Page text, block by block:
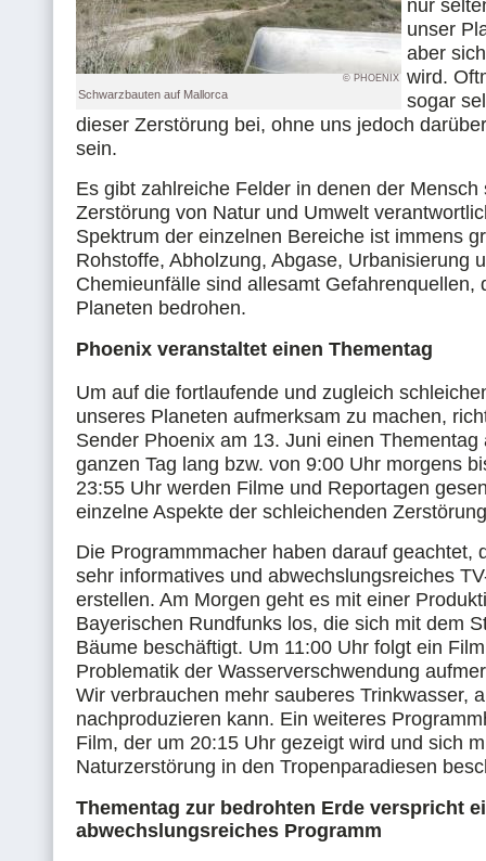
© PHOENIX
Schwarzbauten auf Mallorca
nur
unser
aber
wird.
sogar
dieser Zerstörung bei, ohne uns jedoch
sein.
Es gibt zahlreiche Felder in denen der Mensch
Zerstörung von Natur und Umwelt
Spektrum der einzelnen Bereiche ist immens
Rohstoffe, Abholzung, Abgase, Urbanisierung
Chemieunfälle sind allesamt Gefahrenquellen,
Planeten bedrohen.
Phoenix veranstaltet einen Thementag
Um auf die fortlaufende und zugleich
unseres Planeten aufmerksam zu machen,
Sender Phoenix am 13. Juni einen Thementag
ganzen Tag lang bzw. von 9:00 Uhr morgens
23:55 Uhr werden Filme und Reportagen
einzelne Aspekte der schleichenden
Die Programmmacher haben darauf geachtet,
sehr informatives und abwechslungsreiches
erstellen. Am Morgen geht es mit einer
Bayerischen Rundfunks los, die sich mit dem
Bäume beschäftigt. Um 11:00 Uhr folgt ein
Problematik der Wasserverschwendung
Wir verbrauchen mehr sauberes Trinkwasser,
nachproduzieren kann. Ein weiteres
Film, der um 20:15 Uhr gezeigt wird und sich
Naturzerstörung in den Tropenparadiesen
Thementag zur bedrohten Erde verspricht
abwechslungsreiches Programm